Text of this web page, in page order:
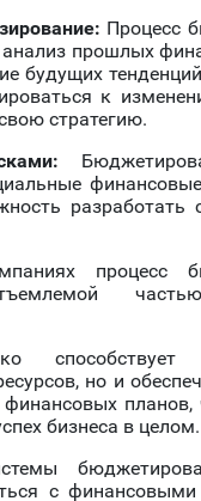
Процесс
анализ прошлых
будущих
к
стратегию.
разработать
процесс
но и
планов,
бизнеса в целом.
с